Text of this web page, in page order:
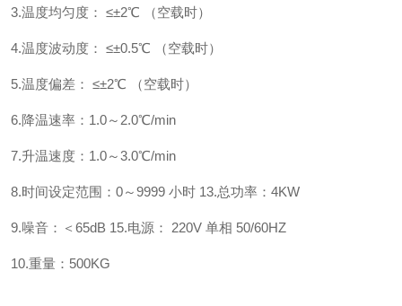
3.温度均匀度： ≤±2℃ （空载时）
4.温度波动度： ≤±0.5℃ （空载时）
5.温度偏差： ≤±2℃ （空载时）
6.降温速率：1.0～2.0℃/min
7.升温速度：1.0～3.0℃/min
8.时间设定范围：0～9999 小时 13.总功率：4KW
9.噪音：＜65dB 15.电源： 220V 单相 50/60HZ
10.重量：500KG